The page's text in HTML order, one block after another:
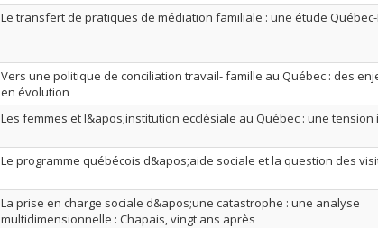
Le transfert de pratiques de médiation familiale : une étude
Vers une politique de conciliation travail- famille au Québec : des
en évolution
Les femmes et l&apos;institution ecclésiale au Québec : une
Le programme québécois d&apos;aide sociale et la question des
La prise en charge sociale d&apos;une catastrophe : une analyse
multidimensionnelle : Chapais, vingt ans après